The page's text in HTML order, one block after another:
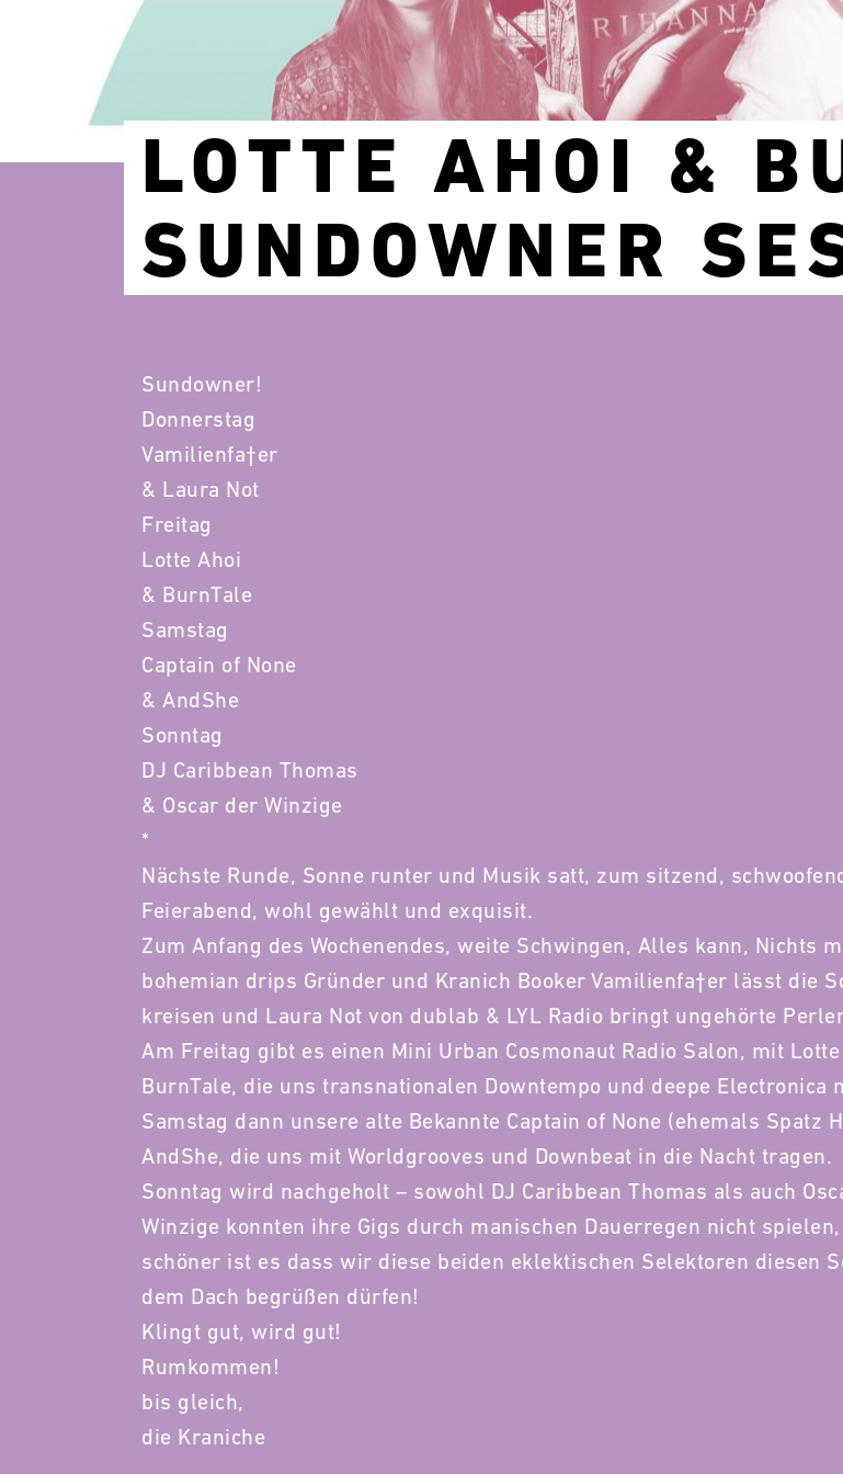
LOTTE AHOI &
SUNDOWNER
Sundowner!
Donnerstag
Vamilienfa†er
& Laura Not
Freitag
Lotte Ahoi
& BurnTale
Samstag
Captain of None
& AndShe
Sonntag
DJ Caribbean Thomas
& Oscar der Winzige
*
Nächste Runde, Sonne runter und Musik satt, zum sitzend,
Feierabend, wohl gewählt und exquisit.
Zum Anfang des Wochenendes, weite Schwingen, Alles kann, Nichts
bohemian drips Gründer und Kranich Booker Vamilienfa†er lässt die
kreisen und Laura Not von dublab & LYL Radio bringt ungehörte
Am Freitag gibt es einen Mini Urban Cosmonaut Radio Salon, mit
BurnTale, die uns transnationalen Downtempo und deepe Electronica
Samstag dann unsere alte Bekannte Captain of None (ehemals Spatz
AndShe, die uns mit Worldgrooves und Downbeat in die Nacht tragen.
Sonntag wird nachgeholt – sowohl DJ Caribbean Thomas als auch
Winzige konnten ihre Gigs durch manischen Dauerregen nicht
schöner ist es dass wir diese beiden eklektischen Selektoren diesen
dem Dach begrüßen dürfen!
Klingt gut, wird gut!
Rumkommen!
bis gleich,
die Kraniche